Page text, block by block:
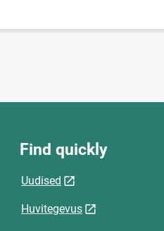
Find quickly
Uudised
Huvitegevus